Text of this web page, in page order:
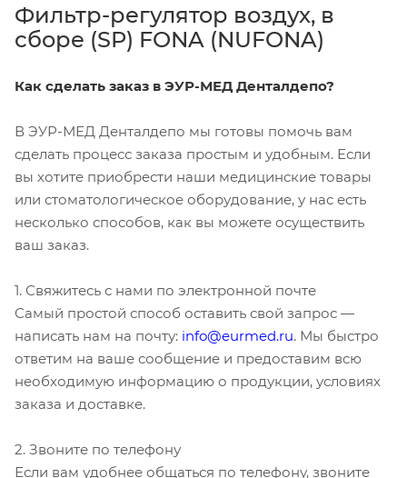
Фильтр-регулятор воздух, в
сборе (SP) FONA (NUFONA)
Как сделать заказ в ЭУР-МЕД Денталдепо?
В ЭУР-МЕД Денталдепо мы готовы помочь вам
сделать процесс заказа простым и удобным. Если
вы хотите приобрести наши медицинские товары
или стоматологическое оборудование, у нас есть
несколько способов, как вы можете осуществить
ваш заказ.
1. Свяжитесь с нами по электронной почте
Самый простой способ оставить свой запрос —
написать нам на почту: info@eurmed.ru. Мы быстро
ответим на ваше сообщение и предоставим всю
необходимую информацию о продукции, условиях
заказа и доставке.
2. Звоните по телефону
Если вам удобнее общаться по телефону, звоните